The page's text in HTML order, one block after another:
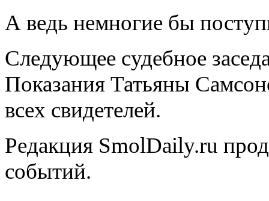
А ведь немногие бы
Следующее судебное
Показания Татьяны
всех свидетелей.
Редакция SmolDaily.ru
событий.